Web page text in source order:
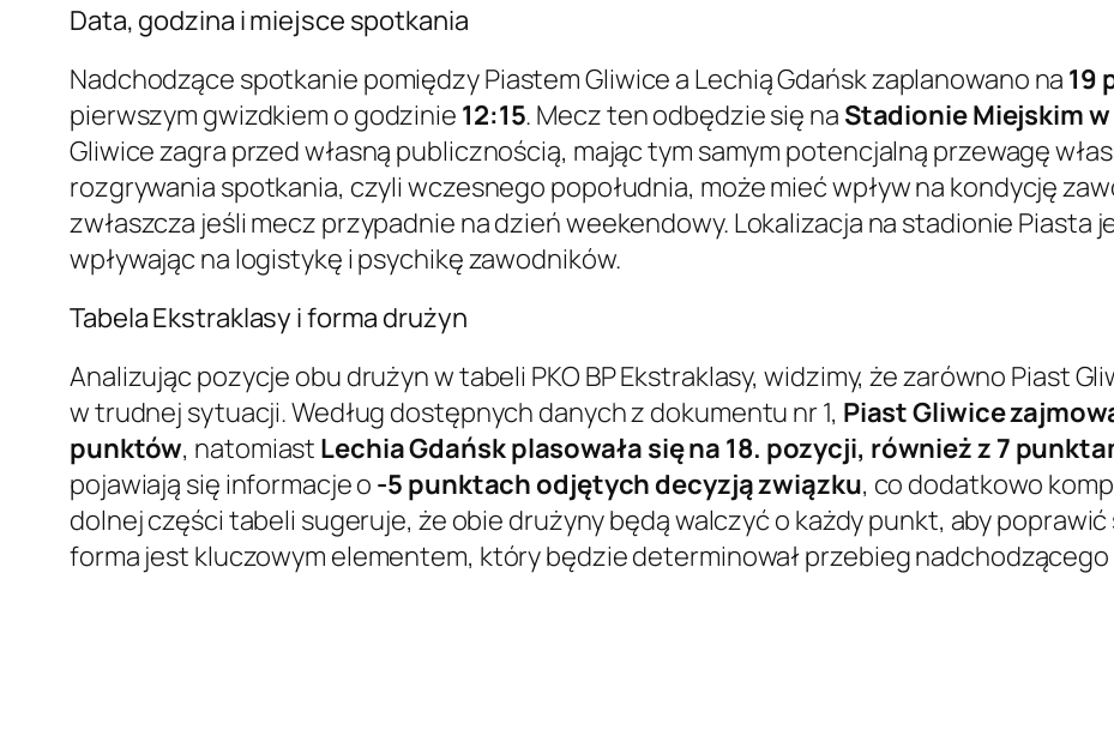
Data, godzina i miejsce spotkania
Nadchodzące spotkanie pomiędzy Piastem Gliwice a Lechią Gdańsk zaplanowano na 19
pierwszym gwizdkiem o godzinie 12:15. Mecz ten odbędzie się na Stadionie Miejskim
Gliwice zagra przed własną publicznością, mając tym samym potencjalną przewagę
rozgrywania spotkania, czyli wczesnego popołudnia, może mieć wpływ na kondycję
zwłaszcza jeśli mecz przypadnie na dzień weekendowy. Lokalizacja na stadionie Piasta
wpływając na logistykę i psychikę zawodników.
Tabela Ekstraklasy i forma drużyn
Analizując pozycje obu drużyn w tabeli PKO BP Ekstraklasy, widzimy, że zarówno Piast
w trudnej sytuacji. Według dostępnych danych z dokumentu nr 1, Piast Gliwice
punktów, natomiast Lechia Gdańsk plasowała się na 18. pozycji, również z 7
pojawiają się informacje o -5 punktach odjętych decyzją związku, co dodatkowo
dolnej części tabeli sugeruje, że obie drużyny będą walczyć o każdy punkt, aby
forma jest kluczowym elementem, który będzie determinował przebieg